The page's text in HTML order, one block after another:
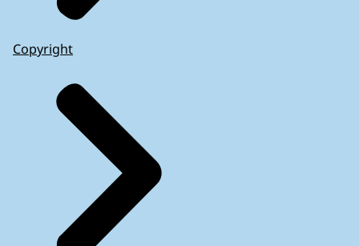
Copyright